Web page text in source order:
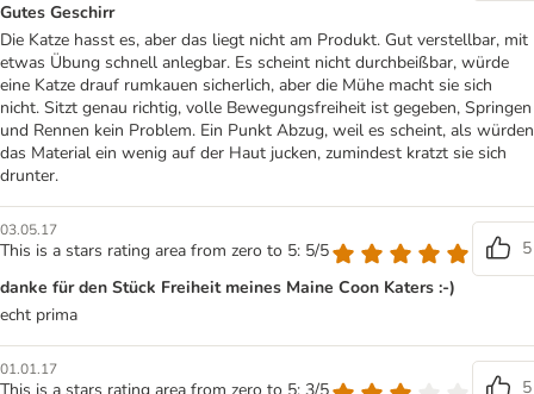
Gutes Geschirr
Die Katze hasst es, aber das liegt nicht am Produkt. Gut verstellbar, mit
etwas Übung schnell anlegbar. Es scheint nicht durchbeißbar, würde
eine Katze drauf rumkauen sicherlich, aber die Mühe macht sie sich
nicht. Sitzt genau richtig, volle Bewegungsfreiheit ist gegeben, Springen
und Rennen kein Problem. Ein Punkt Abzug, weil es scheint, als würden
das Material ein wenig auf der Haut jucken, zumindest kratzt sie sich
drunter.
03.05.17
This is a stars rating area from zero to 5: 5/5
5
danke für den Stück Freiheit meines Maine Coon Katers :-)
echt prima
01.01.17
5